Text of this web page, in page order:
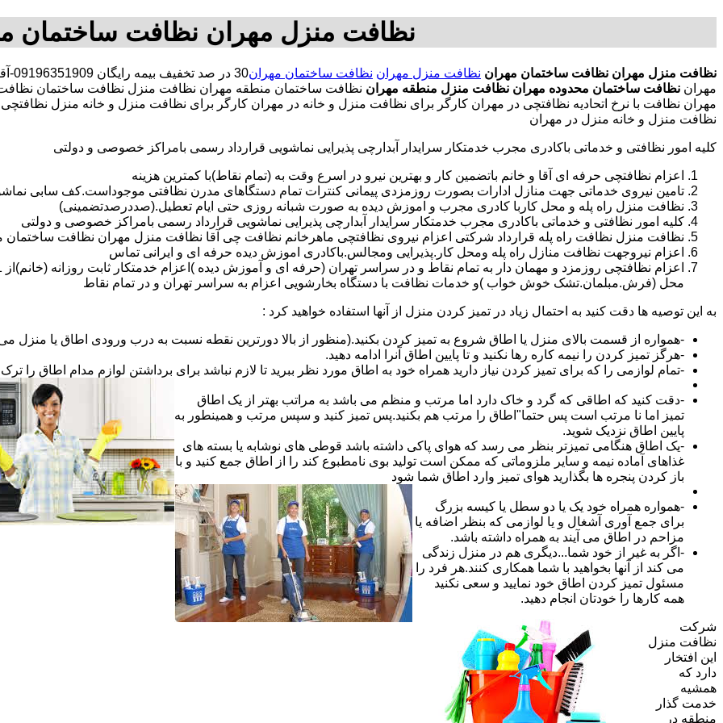
نظافت منزل مهران نظافت ساختمان
نظافت منزل مهران نظافت ساختمان مهران نظافت منزل مهران نظافت ساختمان مهران
30
مهران نظافت ساختمان محدوده مهران نظافت منزل منطقه مهران نظافت ساختمان منطقه مهران نظافت منزل نظافت ساختمان
مهران نظافت با نرخ اتحادیه نظافتچی در مهران کارگر برای نظافت منزل و خانه در مهران کارگر برای نظافت منزل و خانه منزل
نظافت منزل و خانه منزل در مهران
کلیه امور نظافتی و خدماتی باکادری مجرب خدمتکار سرایدار آبدارچی پذیرایی نماشویی قرارداد رسمی بامراکز خصوصی و دولتی
اعزام نظافتچی حرفه ای آقا و خانم باتضمین کار و بهترین نیرو در اسرع وقت به (تمام نقاط)با کمترین هزینه
تامین نیروی خدماتی جهت منازل ادارات بصورت روزمزدی پیمانی کنترات تمام دستگاهای مدرن نظافتی موجوداست.کف سابی
نظافت منزل راه پله و محل کاربا کادری مجرب و اموزش دیده به صورت شبانه روزی حتی ایام تعطیل.(صددرصدتضمینی)
کلیه امور نظافتی و خدماتی باکادری مجرب خدمتکار سرایدار آبدارچی پذیرایی نماشویی قرارداد رسمی بامراکز خصوصی و دولتی
نظافت منزل نظافت راه پله قرارداد شرکتی اعزام نیروی نظافتچی ماهرخانم نظافت چی آقا نظافت منزل مهران نظافت ساختمان
اعزام نیروجهت نظافت منازل راه پله ومحل کار.پذیرایی ومجالس.باکادری اموزش دیده حرفه ای و ایرانی تماس
محل (فرش.مبلمان.تشک خوش خواب )و خدمات نظافت با دستگاه بخارشویی اعزام به سراسر تهران و در تمام نقاط
به این توصیه ها دقت کنید به احتمال زیاد در تمیز کردن منزل از آنها استفاده خواهید کرد :
-همواره از قسمت بالای منزل یا اطاق شروع به تمیز کردن بکنید.(منظور از بالا دورترین نقطه نسبت به درب ورودی اطاق یا منزل
-هرگز تمیز کردن را نیمه کاره رها نکنید و تا پایین اطاق آنرا ادامه دهید.
-تمام لوازمی را که برای تمیز کردن نیاز دارید همراه خود به اطاق مورد نظر ببرید تا لازم نباشد برای برداشتن لوازم مدام اطاق را ترک
-دقت کنید که اطاقی که گرد و خاک دارد اما مرتب و منظم می باشد به مراتب بهتر از یک اطاق
تمیز اما نا مرتب است پس حتما"اطاق را مرتب هم بکنید.پس تمیز کنید و سپس مرتب و همینطور به
پایین اطاق نزدیک شوید.
-یک اطاق هنگامی تمیزتر بنظر می رسد که هوای پاکی داشته باشد قوطی های نوشابه یا بسته های
غذاهای آماده نیمه و سایر ملزوماتی که ممکن است تولید بوی نامطبوع کند را از اطاق جمع کنید و با
باز کردن پنجره ها بگذارید هوای تمیز وارد اطاق شما شود
-همواره همراه خود یک یا دو سطل یا کیسه بزرگ
برای جمع آوری آشغال و یا لوازمی که بنظر اضافه یا
مزاحم در اطاق می آیند به همراه داشته باشد.
-اگر به غیر از خود شما...دیگری هم در منزل زندگی
می کند از آنها بخواهید با شما همکاری کنند.هر فرد را
مسئول تمیز کردن اطاق خود نمایید و سعی نکنید
همه کارها را خودتان انجام دهید.
شرکت
نظافت منزل
این افتخار
دارد که
همشیه
خدمت گذار
منطقه در